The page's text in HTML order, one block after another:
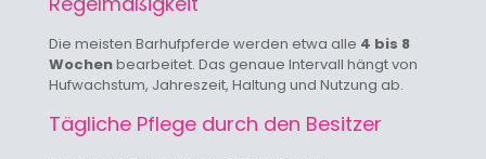
Die meisten Barhufpferde werden etwa alle 4 bis 8
Wochenbearbeitet. Das genaue Intervall hängt von
Hufwachstum, Jahreszeit, Haltung und Nutzung ab.
Tägliche Pflege durch den Besitzer